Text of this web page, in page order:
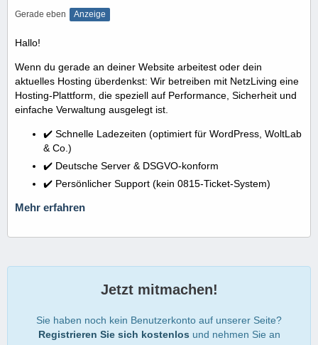
Gerade eben Anzeige
Hallo!
Wenn du gerade an deiner Website arbeitest oder dein
aktuelles Hosting überdenkst: Wir betreiben mit NetzLiving eine
Hosting-Plattform, die speziell auf Performance, Sicherheit und
einfache Verwaltung ausgelegt ist.
✔️ Schnelle Ladezeiten (optimiert für WordPress, WoltLab
& Co.)
✔️ Deutsche Server & DSGVO-konform
✔️ Persönlicher Support (kein 0815-Ticket-System)
Mehr erfahren
Jetzt mitmachen!
Sie haben noch kein Benutzerkonto auf unserer Seite?
Registrieren Sie sich kostenlos und nehmen Sie an